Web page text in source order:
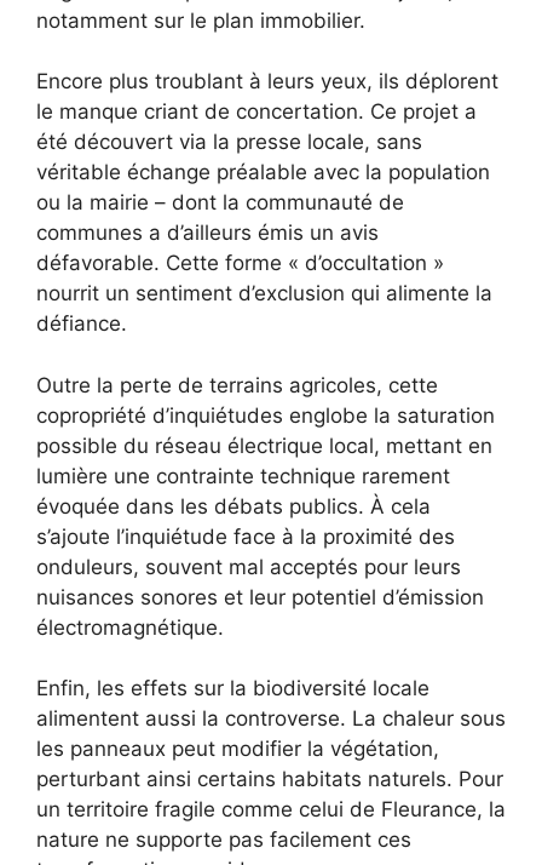
notamment sur le plan immobilier.
Encore plus troublant à leurs yeux, ils déplorent
le manque criant de concertation. Ce projet a
été découvert via la presse locale, sans
véritable échange préalable avec la population
ou la mairie – dont la communauté de
communes a d’ailleurs émis un avis
défavorable. Cette forme « d’occultation »
nourrit un sentiment d’exclusion qui alimente la
défiance.
Outre la perte de terrains agricoles, cette
copropriété d’inquiétudes englobe la saturation
possible du réseau électrique local, mettant en
lumière une contrainte technique rarement
évoquée dans les débats publics. À cela
s’ajoute l’inquiétude face à la proximité des
onduleurs, souvent mal acceptés pour leurs
nuisances sonores et leur potentiel d’émission
électromagnétique.
Enfin, les effets sur la biodiversité locale
alimentent aussi la controverse. La chaleur sous
les panneaux peut modifier la végétation,
perturbant ainsi certains habitats naturels. Pour
un territoire fragile comme celui de Fleurance, la
nature ne supporte pas facilement ces